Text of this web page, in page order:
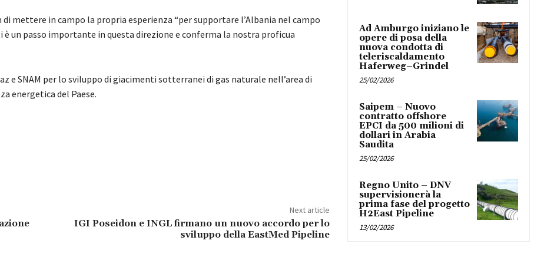
mettere in campo la propria esperienza “per supportare l’Albania nel campo
un passo importante in questa direzione e conferma la nostra proficua
e SNAM per lo sviluppo di giacimenti sotterranei di gas naturale nell’area di
energetica del Paese.
Next article
IGI Poseidon e INGL firmano un nuovo accordo per lo
sviluppo della EastMed Pipeline
Ad Amburgo iniziano le
opere di posa della
nuova condotta di
teleriscaldamento
Haferweg–Grindel
25/02/2026
Saipem – Nuovo
contratto offshore
EPCI da 500 milioni di
dollari in Arabia
Saudita
25/02/2026
Regno Unito – DNV
supervisionerà la
prima fase del progetto
H2East Pipeline
13/02/2026